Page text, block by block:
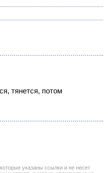
тянется, потом
указаны ссылки и не несет